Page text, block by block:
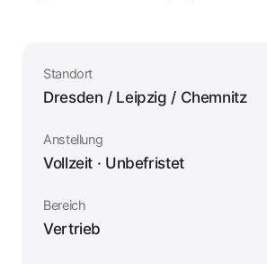
Standort
Dresden / Leipzig / Chemnitz
Anstellung
Vollzeit · Unbefristet
Bereich
Vertrieb